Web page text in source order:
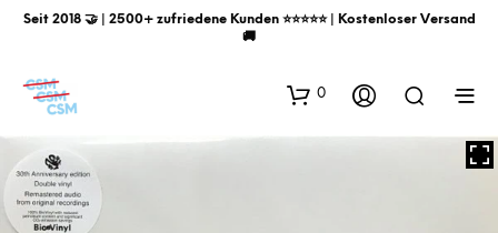
Seit 2018 🤝 | 2500+ zufriedene Kunden ⭐️⭐️⭐️⭐️⭐️ | Kostenloser Versand
🚚
0